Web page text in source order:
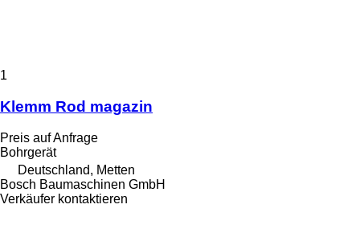
1
Klemm Rod magazin
Preis auf Anfrage
Bohrgerät
Deutschland, Metten
Bosch Baumaschinen GmbH
Verkäufer kontaktieren